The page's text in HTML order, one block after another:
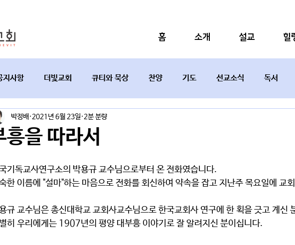
홈 소개 설교 힐
지사항 더빛교회 큐티와 묵상 찬양 기도 선교소식 독서
토요가정예배 설교요약
흥을 따라서
박정배 2021년 6월 23일 2분 분량
기독교사연구소의 박용규 교수님으로부터 온 전화였습니다.
한 이름에 "설마"하는 마음으로 전화를 회신하여 약속을 잡고 지난주 목요일에 교
규 교수님은 총신대학교 교회사교수님으로 한국교회사 연구에 한 획을 긋고 계신
히 우리에게는 1907년의 평양 대부흥 이야기로 잘 알려지신 분이십니다.